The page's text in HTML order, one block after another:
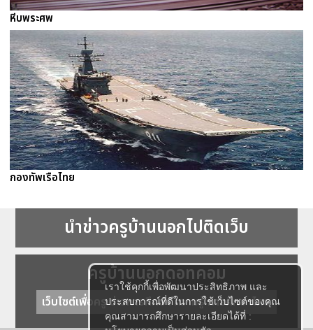
เราใช้คุกกี้เพื่อพัฒนาประสิทธิภาพ และ
ประสบการณ์ที่ดีในการใช้เว็บไซต์ของคุณ
คุณสามารถศึกษารายละเอียดได้ที่ :
หีบพระศพ
กองทัพเรือไทย
นำข่าวครูบ้านนอกไปติดเว็บ
ครูบ้านนอกดอทคอม
เว็บไซต์เพื่อครู ข่าวการศึกษา ความรู้ การศึกษาไทย